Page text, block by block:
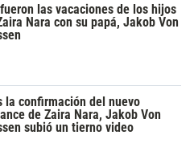
las vacaciones de los hijos
Nara con su papá, Jakob Von
la confirmación del nuevo
de Zaira Nara, Jakob Von
subió un tierno video